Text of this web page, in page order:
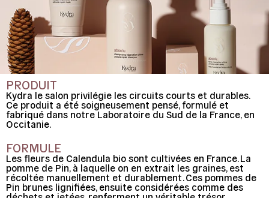
PRODUIT
Kydra le salon privilégie les circuits courts et durables.
Ce produit a été soigneusement pensé, formulé et
fabriqué dans notre Laboratoire du Sud de la France, en
Occitanie.
FORMULE
Les fleurs de Calendula bio sont cultivées en France. La
pomme de Pin, à laquelle on en extrait les graines, est
récoltée manuellement et durablement. Ces pommes de
Pin brunes lignifiées, ensuite considérées comme des